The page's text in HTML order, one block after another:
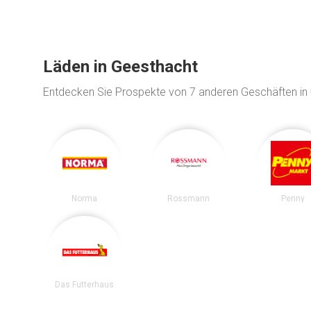
Läden in Geesthacht
Entdecken Sie Prospekte von 7 anderen Geschäften in
Norma Rossmann Penny
Das Futterhaus